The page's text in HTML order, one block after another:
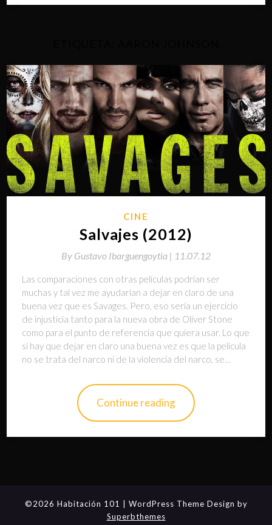
CINE
Salvajes (2012)
By Gustavo Ibarguengoytia | 11.07.12
Las comparaciones con otras películas podrían ser
muchas y tal vez me ayudarían a dejar en claro de una
buena vez que es Savages. Pero, eso sería un ejercicio
de injusticia tanto para la nueva obra de Oliver Stone
como para el punto de referencia que quiera usar. Lo que
sí hay que dejar en claro una buena vez es que la película
no se trata del narco ni de la violencia del narco, se…
Continue reading
©2026 Habitación 101
| WordPress Theme Design by
Superbthemes